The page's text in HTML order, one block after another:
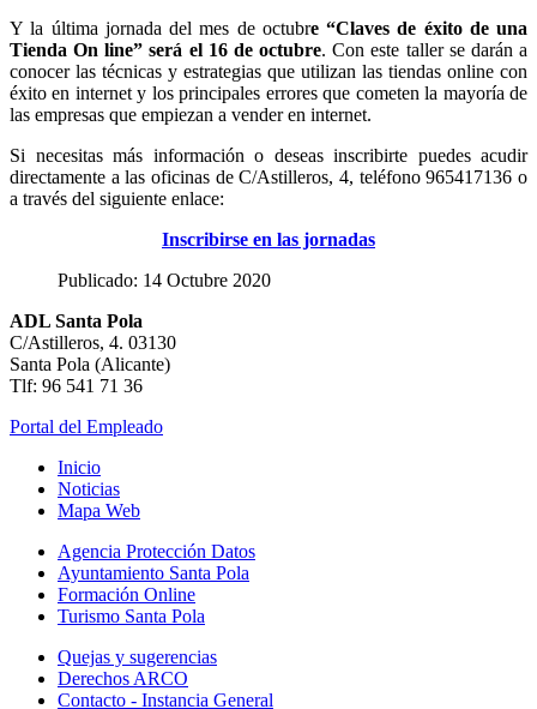
Y la última jornada del mes de octubre “Claves de éxito de una
Tienda On line” será el 16 de octubre. Con este taller se darán a
conocer las técnicas y estrategias que utilizan las tiendas online con
éxito en internet y los principales errores que cometen la mayoría de
las empresas que empiezan a vender en internet.
Si necesitas más información o deseas inscribirte puedes acudir
directamente a las oficinas de C/Astilleros, 4, teléfono 965417136 o
a través del siguiente enlace:
Inscribirse en las jornadas
Publicado: 14 Octubre 2020
ADL Santa Pola
C/Astilleros, 4. 03130
Santa Pola (Alicante)
Tlf: 96 541 71 36
Portal del Empleado
Inicio
Noticias
Mapa Web
Agencia Protección Datos
Ayuntamiento Santa Pola
Formación Online
Turismo Santa Pola
Quejas y sugerencias
Derechos ARCO
Contacto - Instancia General